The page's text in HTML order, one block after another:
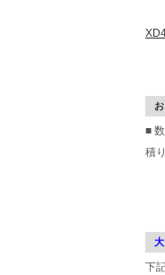
■
積
下